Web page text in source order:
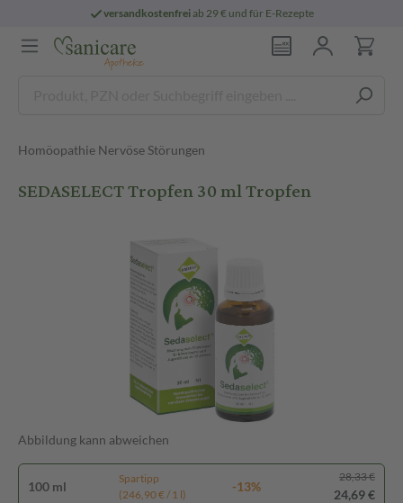
versandkostenfreiab 29 € und für E-Rezepte
Homöopathie Nervöse Störungen
SEDASELECT Tropfen 30 ml Tropfen
Abbildung kann abweichen
100 ml
Spartipp
(246,90 € / 1 l)
-13%
28,33 €
24,69 €